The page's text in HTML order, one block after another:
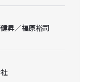
昇／福原裕司